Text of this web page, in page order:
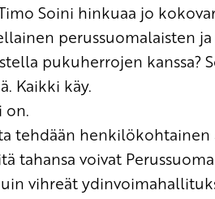
Soini hinkuaa jo
pukuherrojen kanssa?
Kaikki käy.
on.
tehdään
tahansa voivat
vihreät